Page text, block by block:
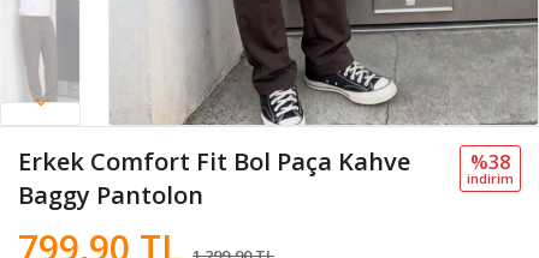
Erkek Comfort Fit Bol Paça Kahve
Baggy Pantolon
%38
i̇ndi̇ri̇m